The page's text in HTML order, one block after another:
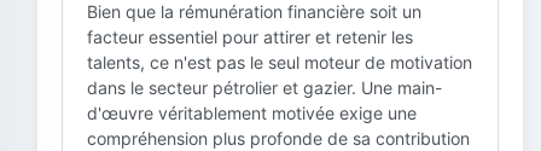
Bien que la rémunération financière soit un
facteur essentiel pour attirer et retenir les
talents, ce n'est pas le seul moteur de motivation
dans le secteur pétrolier et gazier. Une main-
d'œuvre véritablement motivée exige une
compréhension plus profonde de sa contribution